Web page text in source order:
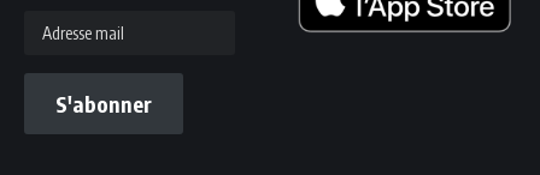
mail
S'abonner